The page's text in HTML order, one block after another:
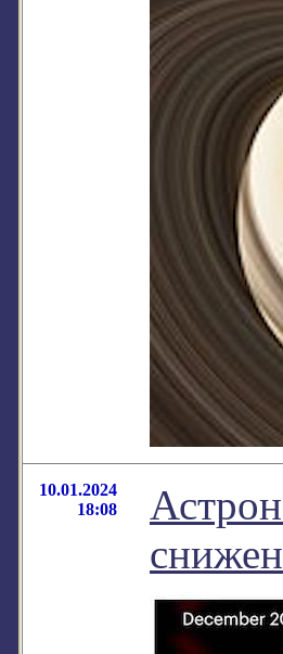
10.01.2024
18:08